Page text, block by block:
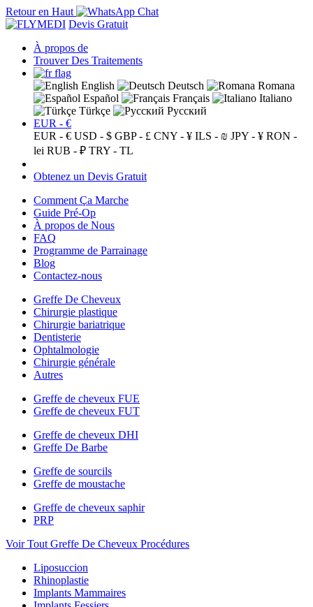
Retour en Haut
Devis Gratuit
À propos de
Trouver Des Traitements
English Deutsch
Romana
Español
Français
Italiano
Türkçe
Русский
EUR - €
EUR - € USD - $ GBP - £ CNY - ¥ ILS - ₪ JPY - ¥ RON -
lei RUB - ₽ TRY - TL
Obtenez un Devis Gratuit
Comment Ça Marche
Guide Pré-Op
À propos de Nous
FAQ
Programme de Parrainage
Blog
Contactez-nous
Greffe De Cheveux
Chirurgie plastique
Chirurgie bariatrique
Dentisterie
Ophtalmologie
Chirurgie générale
Autres
Greffe de cheveux FUE
Greffe de cheveux FUT
Greffe de cheveux DHI
Greffe De Barbe
Greffe de sourcils
Greffe de moustache
Greffe de cheveux saphir
PRP
Voir Tout Greffe De Cheveux Procédures
Liposuccion
Rhinoplastie
Implants Mammaires